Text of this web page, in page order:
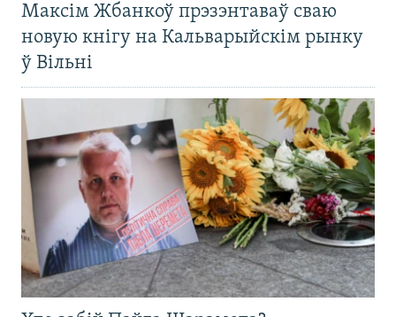
Максім Жбанкоў прэзэнтаваў сваю
новую кнігу на Кальварыйскім рынку
ў Вільні